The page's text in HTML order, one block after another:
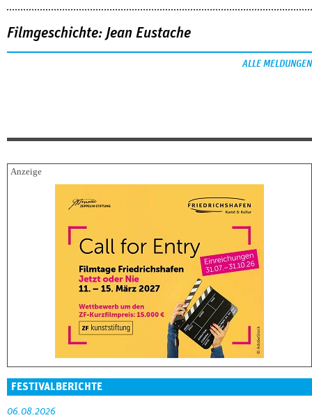
Filmgeschichte: Jean Eustache
ALLE MELDUNGEN
FESTIVALBERICHTE
06.08.2026